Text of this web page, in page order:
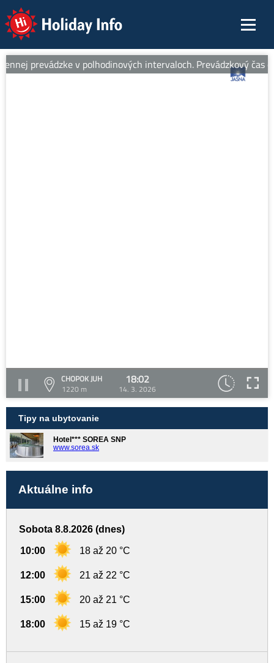
Holiday Info
prevádzke v polhodinových intervaloch. Prevádzkový čas
CHOPOK JUH
1220 m
18:02
14. 3. 2026
Tipy na ubytovanie
Hotel*** SOREA SNP
www.sorea.sk
Aktuálne info
Sobota 8.8.2026 (dnes)
10:00 18 až 20 °C
12:00 21 až 22 °C
15:00 20 až 21 °C
18:00 15 až 19 °C